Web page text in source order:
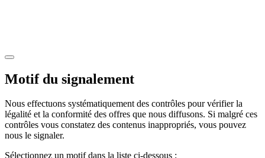
Motif du signalement
Nous effectuons systématiquement des contrôles pour vérifier la
légalité et la conformité des offres que nous diffusons. Si malgré ces
contrôles vous constatez des contenus inappropriés, vous pouvez
nous le signaler.
Sélectionnez un motif dans la liste ci-dessous :